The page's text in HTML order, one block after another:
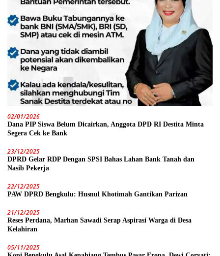
02/01/2026
Dana PIP Siswa Belum Dicairkan, Anggota DPD RI Destita Minta
Segera Cek ke Bank
23/12/2025
DPRD Gelar RDP Dengan SPSI Bahas Lahan Bank Tanah dan
Nasib Pekerja
22/12/2025
PAW DPRD Bengkulu: Husnul Khotimah Gantikan Parizan
21/12/2025
Reses Perdana, Marhan Sawadi Serap Aspirasi Warga di Desa
Kelahiran
05/11/2025